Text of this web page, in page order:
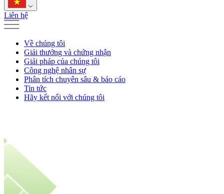
Liên hệ
Về chúng tôi
Giải thưởng và chứng nhận
Giải pháp của chúng tôi
Công nghệ nhân sự
Phân tích chuyên sâu & báo cáo
Tin tức
Hãy kết nối với chúng tôi